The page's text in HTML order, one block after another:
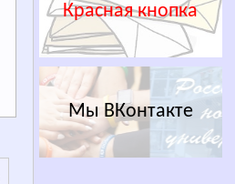
Красная кнопка
Мы ВКонтакте